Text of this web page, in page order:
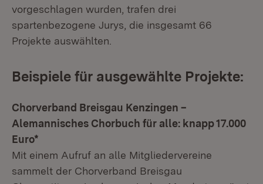
vorgeschlagen wurden, trafen drei
spartenbezogene Jurys, die insgesamt 66
Projekte auswählten.
Beispiele für ausgewählte Projekte:
Chorverband Breisgau Kenzingen –
Alemannisches Chorbuch für alle: knapp 17.000
Euro*
Mit einem Aufruf an alle Mitgliedervereine
sammelt der Chorverband Breisgau